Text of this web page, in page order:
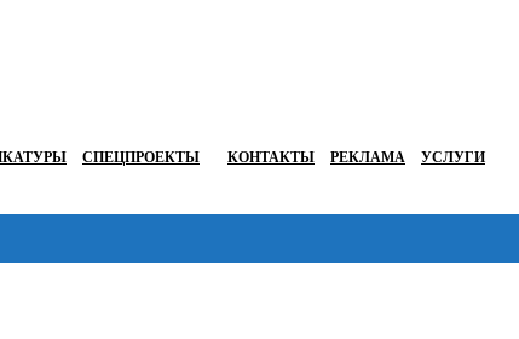
СПЕЦПРОЕКТЫ КОНТАКТЫ РЕКЛАМА УСЛУГИ